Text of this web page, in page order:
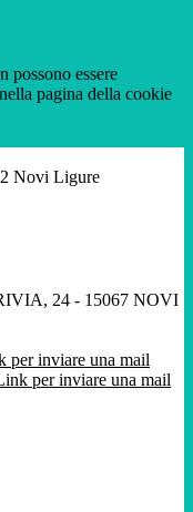
possono essere
pagina della cookie
Novi Ligure
24 - 15067 NOVI
per inviare una mail
per inviare una mail